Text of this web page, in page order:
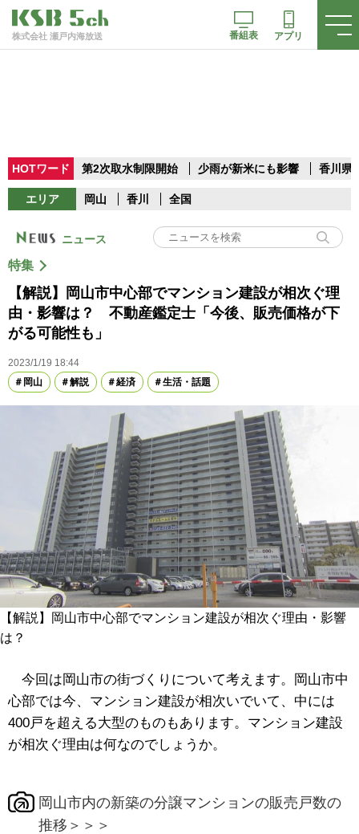
株式会社 瀬戸内海放送 番組表 アプリ
HOTワード 第2次取水制限開始 少雨が新米にも影響 香川県
エリア 岡山 香川 全国
ニュース
特集
【解説】岡山市中心部でマンション建設が相次ぐ理
由・影響は？ 不動産鑑定士「今後、販売価格が下
がる可能性も」
2023/1/19 18:44
岡山
解説 経済 生活・話題
【解説】岡山市中心部でマンション建設が相次ぐ理由・影響
は？
今回は岡山市の街づくりについて考えます。岡山市中
心部では今、マンション建設が相次いでいて、中には
400戸を超える大型のものもあります。マンション建設
が相次ぐ理由は何なのでしょうか。
岡山市内の新築の分譲マンションの販売戸数の
推移＞＞＞